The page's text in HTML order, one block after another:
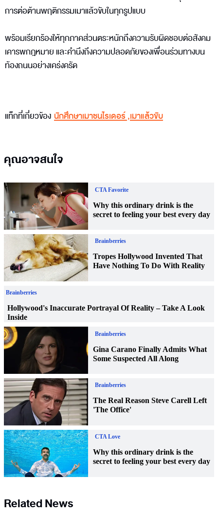
การต่อต้านพฤติกรรมเมาแล้วขับในทุกรูปแบบ
พร้อมเรียกร้องให้ทุกภาคส่วนตระหนักถึงความรับผิดชอบต่อสังคม
เคารพกฎหมาย และคำนึงถึงความปลอดภัยของเพื่อนร่วมทางบน
ท้องถนนอย่างเคร่งครัด
แท็กที่เกี่ยวข้อง นักศึกษาเมาชนไรเดอร์,เมาแล้วขับ
คุณอาจสนใจ
Related News